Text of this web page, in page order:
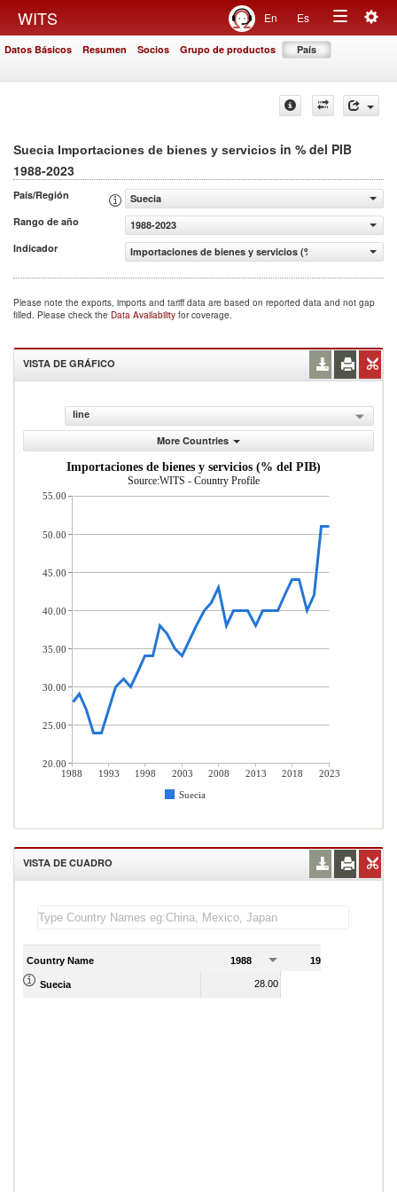
WITS En Es
Toggle
Datos Básicos Resumen Socios Grupo de productos País
Suecia Importaciones de bienes y servicios in % del PIB
1988-2023
País/Región
Suecia
Rango de año
1988-2023
Indicador
Importaciones de bienes y servicios (% del PIB)
Please note the exports, imports and tariff data are based on reported data and not gap
filled. Please check the Data Availability for coverage.
VISTA DE GRÁFICO
line
More Countries
Importaciones de bienes y servicios (% del PIB)
Source:WITS - Country Profile
1988 1993 1998 2003 2008 2013 2018
2023
Suecia
55.00
50.00
45.00
40.00
35.00
30.00
25.00
20.00
VISTA DE CUADRO
Country Name 1988 1989
Suecia 28.00